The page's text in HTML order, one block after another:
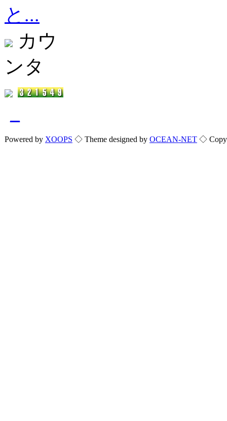
と...
カウ
ンタ
Powered by XOOPS ◇ Theme designed by OCEAN-NET ◇